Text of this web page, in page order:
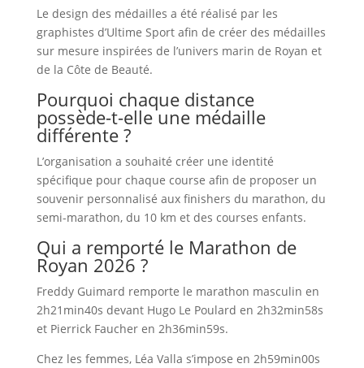
Le design des médailles a été réalisé par les
graphistes d’Ultime Sport afin de créer des médailles
sur mesure inspirées de l’univers marin de Royan et
de la Côte de Beauté.
Pourquoi chaque distance
possède-t-elle une médaille
différente ?
L’organisation a souhaité créer une identité
spécifique pour chaque course afin de proposer un
souvenir personnalisé aux finishers du marathon, du
semi-marathon, du 10 km et des courses enfants.
Qui a remporté le Marathon de
Royan 2026 ?
Freddy Guimard remporte le marathon masculin en
2h21min40s devant Hugo Le Poulard en 2h32min58s
et Pierrick Faucher en 2h36min59s.
Chez les femmes, Léa Valla s’impose en 2h59min00s